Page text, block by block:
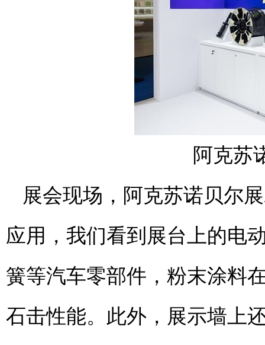
阿克苏
展会现场，阿克苏诺贝尔
应用，我们看到展台上的电
簧等汽车零部件，粉末涂料
石击性能。此外，展示墙上